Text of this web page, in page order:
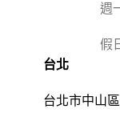
週
假
台北
台北市中山